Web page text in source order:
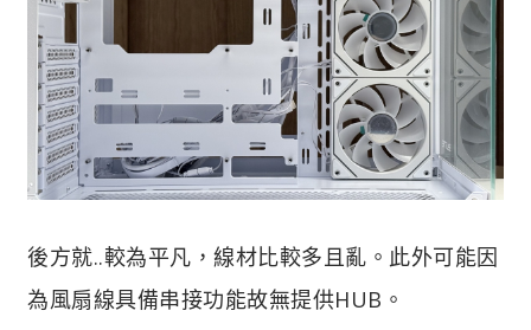
後方就..較為平凡，線材比較多且亂。此外可能因
為風扇線具備串接功能故無提供HUB。